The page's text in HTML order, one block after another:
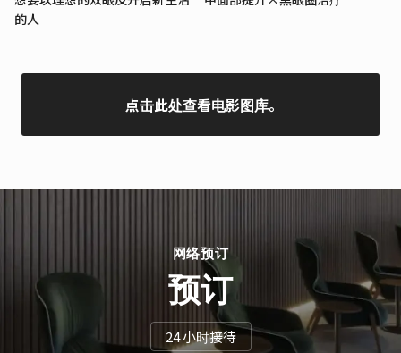
的人
点击此处查看电影图库。
网络预订
预订
24 小时接待